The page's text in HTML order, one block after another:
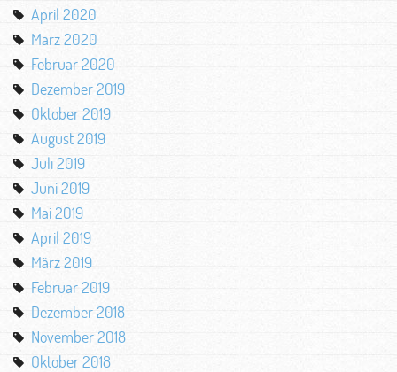
April 2020
März 2020
Februar 2020
Dezember 2019
Oktober 2019
August 2019
Juli 2019
Juni 2019
Mai 2019
April 2019
März 2019
Februar 2019
Dezember 2018
November 2018
Oktober 2018